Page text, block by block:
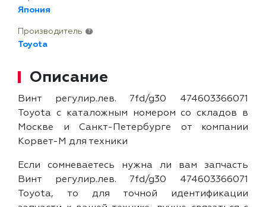
Япония
Производитель ?
Toyota
Описание
Винт регулир.лев. 7fd/g30 474603366071
Toyota с каталожным номером со складов в
Москве и Санкт-Петербурге от компании
Корвет-М для техники
Если сомневаетесь нужна ли вам запчасть
Винт регулир.лев. 7fd/g30 474603366071
Toyota, то для точной идентификации